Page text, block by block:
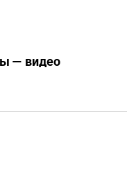
— видео